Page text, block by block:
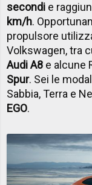
secondi e
km/h.
propulsore
Volkswagen, tra
Audi A8 e alcune
Spur. Sei le
Sabbia, Terra e
EGO.